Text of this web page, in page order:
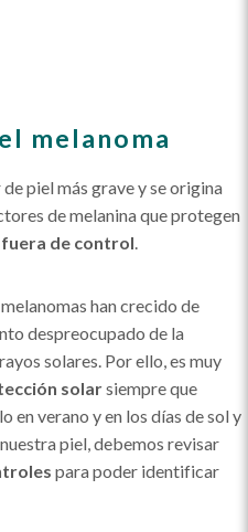
melanoma
piel más grave y se origina
de melanina que protegen
de control.
han crecido de
despreocupado de la
solares. Por ello, es muy
solarsiempre que
en verano y en los días de sol y
piel, debemos revisar
para poder identificar